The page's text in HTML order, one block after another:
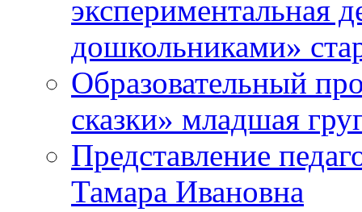
экспериментальная
дошкольниками»
Образовательный
сказки» младшая
Представление
Тамара Ивановна